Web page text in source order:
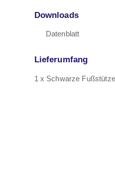
Downloads
Datenblatt
Lieferumfang
1 x Schwarze